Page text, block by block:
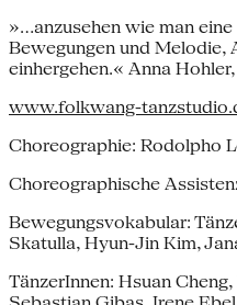
»...anzusehen wie man
Bewegungen und Melodie,
einhergehen.« Anna
www.folkwang-
Choreographie: Rodolpho
Choreographische
Bewegungsvokabular:
Skatulla, Hyun-Jin Kim,
TänzerInnen: Hsuan